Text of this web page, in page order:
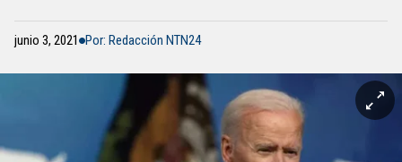
junio 3, 2021 Por: Redacción NTN24